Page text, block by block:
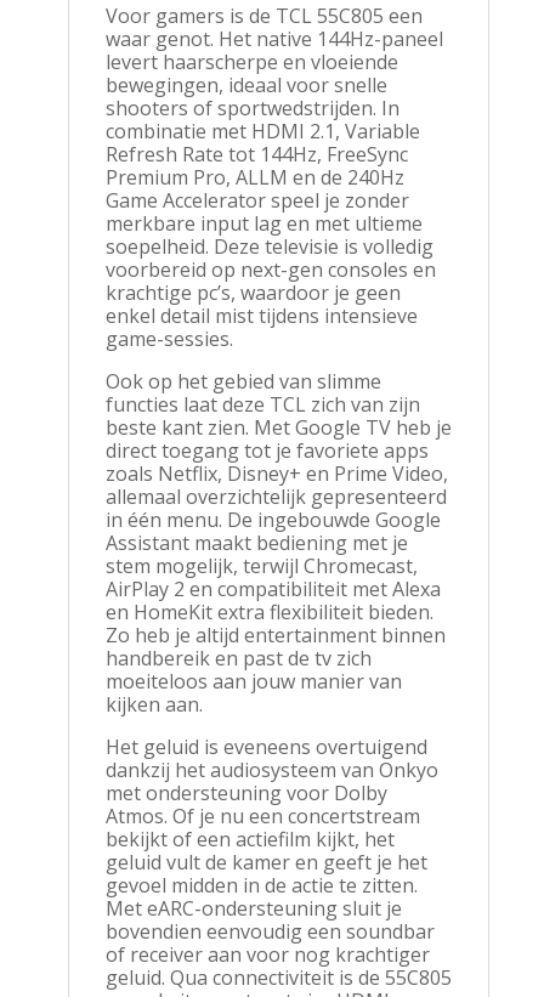
Voor gamers is de TCL 55C805 een
waar genot. Het native 144Hz-paneel
levert haarscherpe en vloeiende
bewegingen, ideaal voor snelle
shooters of sportwedstrijden. In
combinatie met HDMI 2.1, Variable
Refresh Rate tot 144Hz, FreeSync
Premium Pro, ALLM en de 240Hz
Game Accelerator speel je zonder
merkbare input lag en met ultieme
soepelheid. Deze televisie is volledig
voorbereid op next-gen consoles en
krachtige pc’s, waardoor je geen
enkel detail mist tijdens intensieve
game-sessies.
Ook op het gebied van slimme
functies laat deze TCL zich van zijn
beste kant zien. Met Google TV heb je
direct toegang tot je favoriete apps
zoals Netflix, Disney+ en Prime Video,
allemaal overzichtelijk gepresenteerd
in één menu. De ingebouwde Google
Assistant maakt bediening met je
stem mogelijk, terwijl Chromecast,
AirPlay 2 en compatibiliteit met Alexa
en HomeKit extra flexibiliteit bieden.
Zo heb je altijd entertainment binnen
handbereik en past de tv zich
moeiteloos aan jouw manier van
kijken aan.
Het geluid is eveneens overtuigend
dankzij het audiosysteem van Onkyo
met ondersteuning voor Dolby
Atmos. Of je nu een concertstream
bekijkt of een actiefilm kijkt, het
geluid vult de kamer en geeft je het
gevoel midden in de actie te zitten.
Met eARC-ondersteuning sluit je
bovendien eenvoudig een soundbar
of receiver aan voor nog krachtiger
geluid. Qua connectiviteit is de 55C805